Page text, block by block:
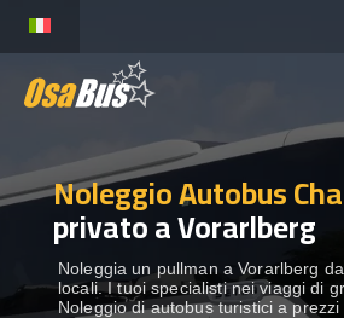
content
NOLEGGIO AUTOBUS
DESTINAZIONI
Noleggio Autobus
privato a Vorarlberg
Noleggia un pullman a Vorarlberg
locali. I tuoi specialisti nei viaggi di
Noleggio di autobus turistici a prezzi